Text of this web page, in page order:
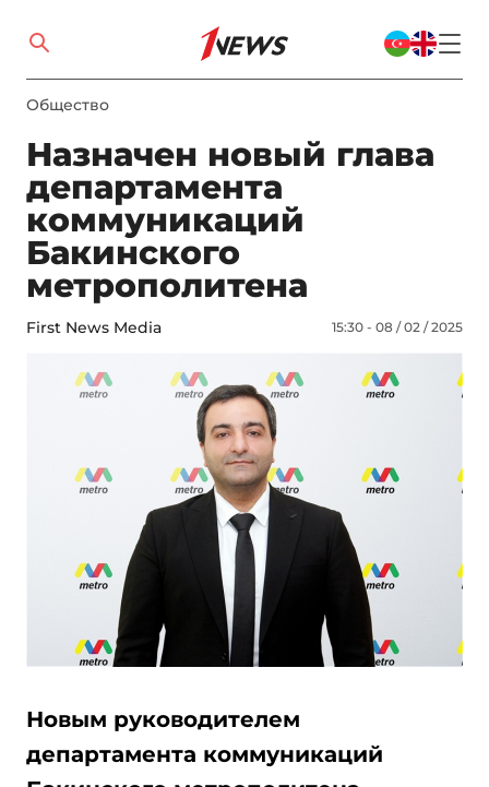
Общество
Назначен новый глава
департамента
коммуникаций
Бакинского
метрополитена
First News Media 15:30 - 08 / 02 / 2025
Новым руководителем
департамента коммуникаций